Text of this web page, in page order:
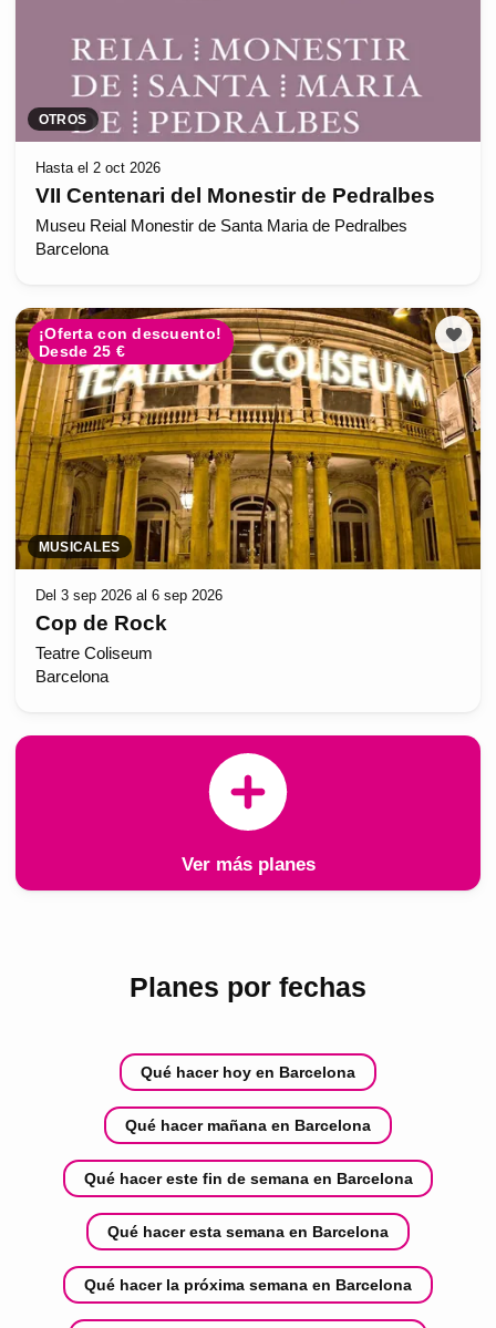
OTROS
Hasta el 2 oct 2026
VII Centenari del Monestir de Pedralbes
Museu Reial Monestir de Santa Maria de Pedralbes
Barcelona
¡Oferta con descuento!
Desde 25 €
MUSICALES
Del 3 sep 2026 al 6 sep 2026
Cop de Rock
Teatre Coliseum
Barcelona
Ver más planes
Planes por fechas
Qué hacer hoy en Barcelona
Qué hacer mañana en Barcelona
Qué hacer este fin de semana en Barcelona
Qué hacer esta semana en Barcelona
Qué hacer la próxima semana en Barcelona